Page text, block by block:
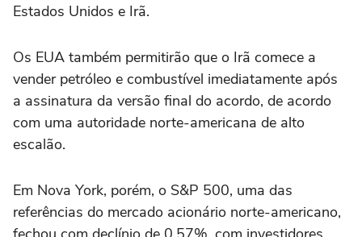
Estados Unidos e Irã.
Os EUA também permitirão que o Irã comece a
vender petróleo e combustível imediatamente após
a assinatura da versão final do acordo, de acordo
com uma autoridade norte-americana ‌de alto
escalão.
Em Nova York, porém, o S&P 500, uma das
referências do ‌mercado acionário norte-americano,